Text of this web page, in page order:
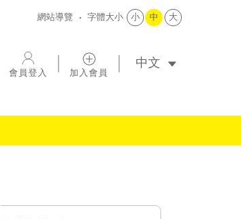
網站導覽 字體大小 小 中 大
會員登入 加入會員